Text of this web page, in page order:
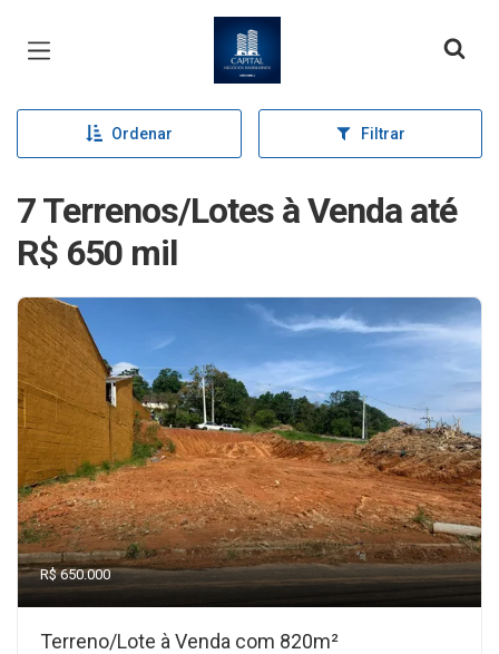
Página inicial
Ordenar Filtrar
7 Terrenos/Lotes à Venda até
R$ 650 mil
R$ 650.000
Terreno/Lote à Venda com 820m²